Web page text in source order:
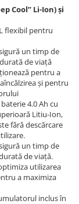
Cool” Li-Ion) şi
flexibil pentru
un timp de
de viaţă
pentru a
şi pentru
4.0 Ah cu
Litiu-Ion,
fără descărcare
un timp de
de viaţă.
utilizarea
a maximiza
inclus în